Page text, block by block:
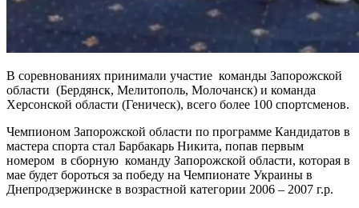
В соревнованиях принимали участие команды Запорожской
области (Бердянск, Мелитополь, Молочанск) и команда
Херсонской области (Геническ), всего более 100 спортсменов.
Чемпионом Запорожской области по программе Кандидатов в
мастера спорта стал Барбакарь Никита, попав первым
номером в сборную команду Запорожской области, которая в
мае будет бороться за победу на Чемпионате Украины в
Днепродзержинске в возрастной категории 2006 – 2007 г.р.